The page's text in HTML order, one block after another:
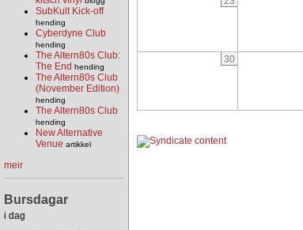
SubKult Kick-off
hending
Cyberdyne Club
hending
The Altern80s Club:
The End hending
The Altern80s Club
(November Edition)
hending
The Altern80s Club
hending
New Alternative
Venue artikkel
meir
Bursdagar
i dag
30